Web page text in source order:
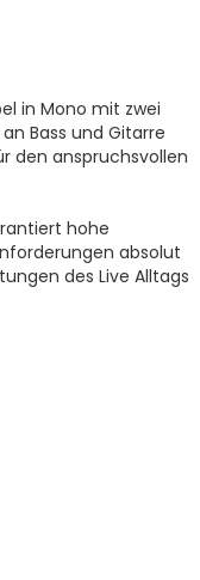
in Mono mit zwei
Bass und Gitarre
den anspruchsvollen
hohe
absolut
des Live Alltags